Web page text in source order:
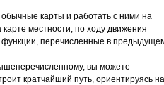
карты и работать с ними на
местности, по ходу движения
функции, перечисленные в
вы можете
кратчайший путь, ориентируясь на